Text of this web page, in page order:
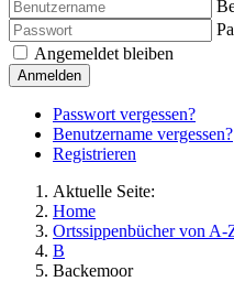
Angemeldet bleiben
Anmelden
Passwort vergessen?
Benutzername vergessen?
Registrieren
Aktuelle Seite:
Home
Ortssippenbücher von A-
B
Backemoor